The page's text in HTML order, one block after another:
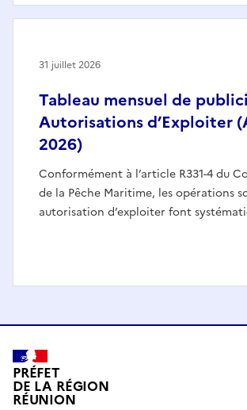
Tableau mensuel de
Autorisations d’Exploiter
2026)
Conformément à l’article R331-4 du
de la Pêche Maritime, les opérations
autorisation d’exploiter font
31 juillet 2026
PRÉFET
DE LA RÉGION
RÉUNION